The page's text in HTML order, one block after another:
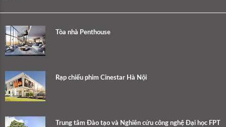
Tòa nhà Penthouse
Rạp chiếu phim Cinestar Hà Nội
Trung tâm Đào tạo và Nghiên cứu công nghệ Đại học FPT